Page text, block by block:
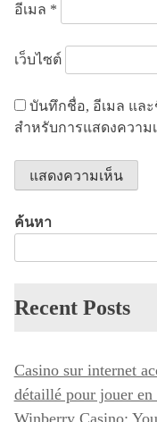
อีเมล *
เว็บไซต์
บันทึกชื่อ, อีเมล และ
สำหรับการแสดงความ
ค้นหา
Recent Posts
Casino sur internet
détaillé pour jouer en
Winberry Casino: